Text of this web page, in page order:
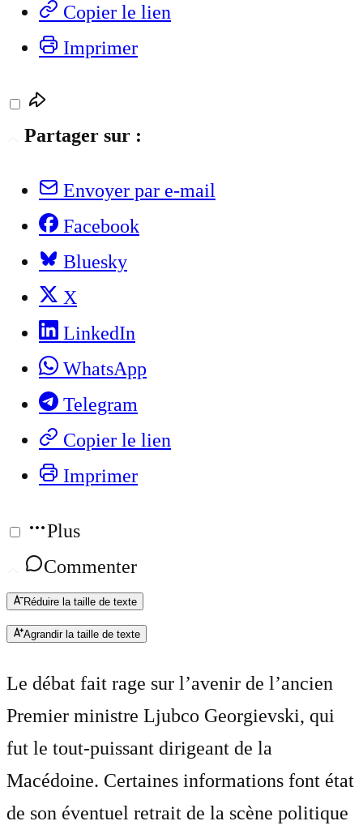
Copier le lien
Imprimer
Partager sur :
Envoyer par e-mail
Facebook
Bluesky
X
LinkedIn
WhatsApp
Telegram
Copier le lien
Imprimer
Plus
Commenter
Réduire la taille de texte
Agrandir la taille de texte
Le débat fait rage sur l’avenir de l’ancien
Premier ministre Ljubco Georgievski, qui
fut le tout-puissant dirigeant de la
Macédoine. Certaines informations font état
de son éventuel retrait de la scène politique